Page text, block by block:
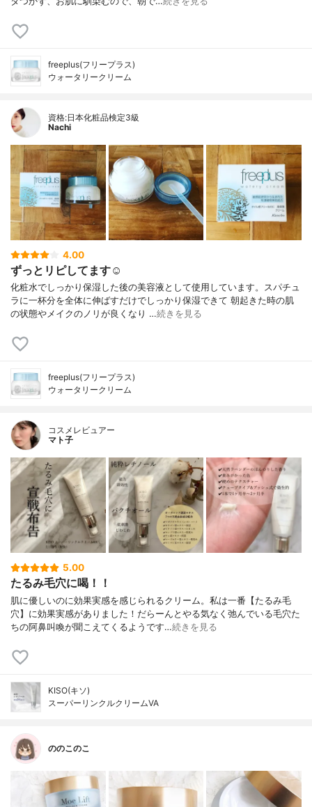
freeplus(フリープラス)
ウォータリークリーム
資格:日本化粧品検定3級
Nachi
4.00
ずっとリピしてます☺︎
化粧水でしっかり保湿した後の美容液として使用しています。スパチュ
ラに一杯分を全体に伸ばすだけでしっかり保湿できて 朝起きた時の肌
の状態やメイクのノリが良くなり …続きを見る
freeplus(フリープラス)
ウォータリークリーム
コスメレビュアー
マト子
5.00
たるみ毛穴に喝！！
肌に優しいのに効果実感を感じられるクリーム。私は一番【たるみ毛
穴】に効果実感がありました！だらーんとやる気なく弛んでいる毛穴た
ちの阿鼻叫喚が聞こえてくるようです…続きを見る
KISO(キソ)
スーパーリンクルクリームVA
ののこのこ